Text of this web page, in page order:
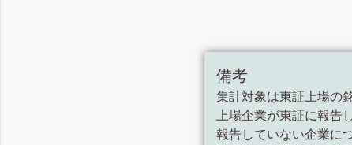
備考
集計対象は東証上場の
上場企業が東証に報告
報告していない企業に